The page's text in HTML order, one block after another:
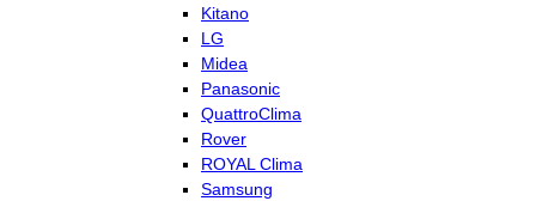
Kitano
LG
Midea
Panasonic
QuattroClima
Rover
ROYAL Clima
Samsung